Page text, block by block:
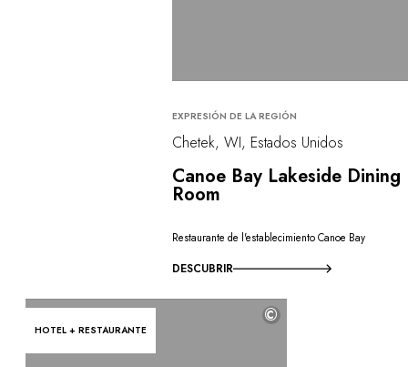
EXPRESIÓN DE LA REGIÓN
Chetek, WI, Estados Unidos
Canoe Bay Lakeside Dining
Room
Restaurante de l'establecimiento Canoe Bay
DESCUBRIR
HOTEL + RESTAURANTE
©